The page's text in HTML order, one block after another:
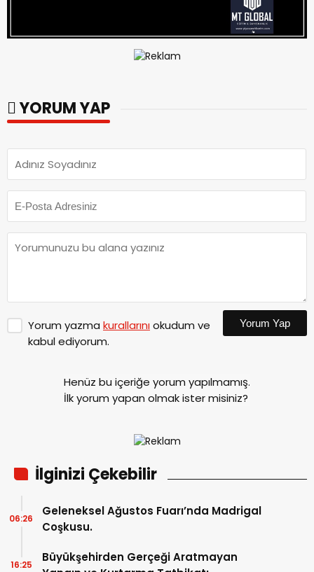
YORUM YAP
Yorum yazma kurallarınıokudum ve
kabul ediyorum.
Yorum Yap
Henüz bu içeriğe yorum yapılmamış.
İlk yorum yapan olmak ister misiniz?
İlginizi Çekebilir
Geleneksel Ağustos Fuarı’nda Madrigal
Coşkusu.
06:26
Büyükşehirden Gerçeği Aratmayan
16:25